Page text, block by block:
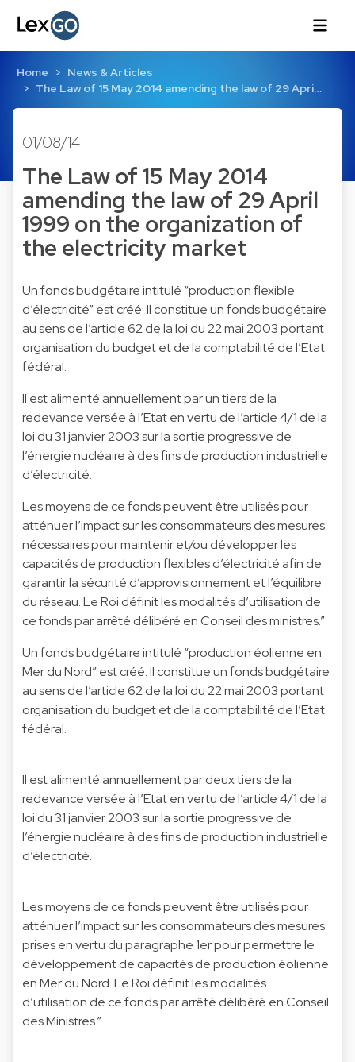
Home
News & Articles
The Law of 15 May 2014 amending the law of 29 Apri…
01/08/14
The Law of 15 May 2014
amending the law of 29 April
1999 on the organization of
the electricity market
Un fonds budgétaire intitulé “production flexible
d’électricité” est créé. Il constitue un fonds budgétaire
au sens de l’article 62 de la loi du 22 mai 2003 portant
organisation du budget et de la comptabilité de l’Etat
fédéral.
Il est alimenté annuellement par un tiers de la
redevance versée à l’Etat en vertu de l’article 4/1 de la
loi du 31 janvier 2003 sur la sortie progressive de
l’énergie nucléaire à des fins de production industrielle
d’électricité.
Les moyens de ce fonds peuvent être utilisés pour
atténuer l’impact sur les consommateurs des mesures
nécessaires pour maintenir et/ou développer les
capacités de production flexibles d’électricité afin de
garantir la sécurité d’approvisionnement et l’équilibre
du réseau. Le Roi définit les modalités d’utilisation de
ce fonds par arrêté délibéré en Conseil des ministres.”
Un fonds budgétaire intitulé “production éolienne en
Mer du Nord” est créé. Il constitue un fonds budgétaire
au sens de l’article 62 de la loi du 22 mai 2003 portant
organisation du budget et de la comptabilité de l’Etat
fédéral.
Il est alimenté annuellement par deux tiers de la
redevance versée à l’Etat en vertu de l’article 4/1 de la
loi du 31 janvier 2003 sur la sortie progressive de
l’énergie nucléaire à des fins de production industrielle
d’électricité.
Les moyens de ce fonds peuvent être utilisés pour
atténuer l’impact sur les consommateurs des mesures
prises en vertu du paragraphe 1er pour permettre le
développement de capacités de production éolienne
en Mer du Nord. Le Roi définit les modalités
d’utilisation de ce fonds par arrêté délibéré en Conseil
des Ministres.”.